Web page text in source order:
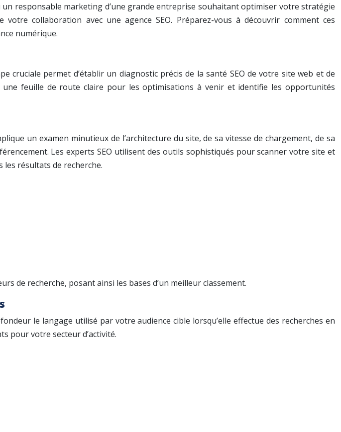
responsable marketing d’une grande entreprise souhaitant optimiser votre stratégie
collaboration avec une agence SEO. Préparez-vous à découvrir comment ces
numérique.
permet d’établir un diagnostic précis de la santé SEO de votre site web et de
feuille de route claire pour les optimisations à venir et identifie les opportunités
un examen minutieux de l’architecture du site, de sa vitesse de chargement, de sa
Les experts SEO utilisent des outils sophistiqués pour scanner votre site et
résultats de recherche.
de recherche, posant ainsi les bases d’un meilleur classement.
le langage utilisé par votre audience cible lorsqu’elle effectue des recherches en
pour votre secteur d’activité.